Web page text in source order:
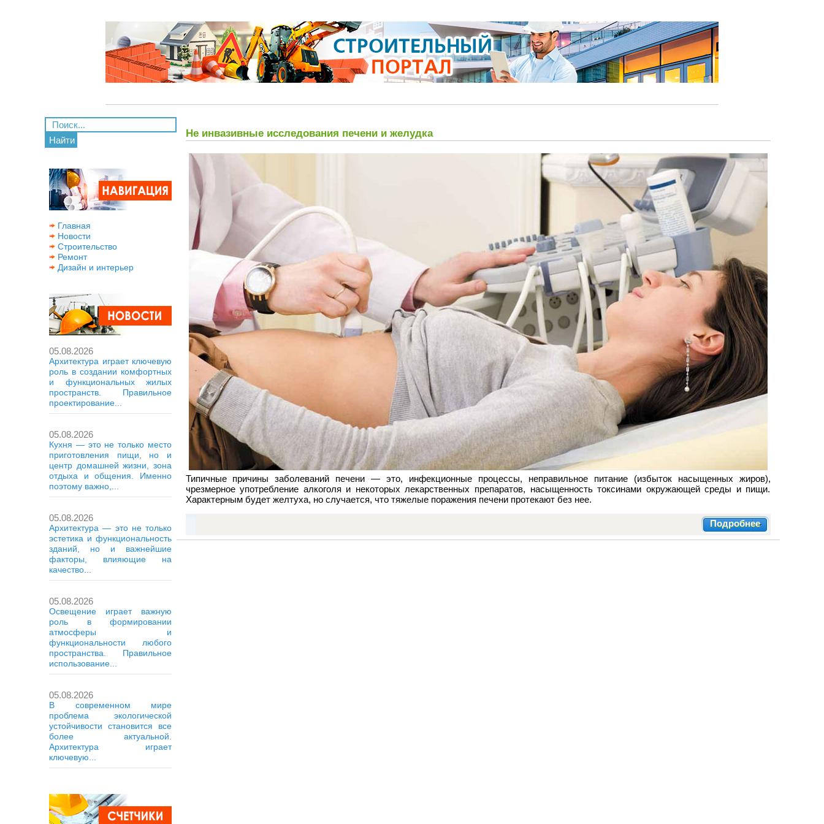
Найти
Главная
Новости
Строительство
Ремонт
Дизайн и интерьер
05.08.2026
Архитектура играет ключевую
роль в создании комфортных
и функциональных жилых
пространств. Правильное
проектирование...
05.08.2026
Кухня — это не только место
приготовления пищи, но и
центр домашней жизни, зона
отдыха и общения. Именно
поэтому важно,...
05.08.2026
Архитектура — это не только
эстетика и функциональность
зданий, но и важнейшие
факторы, влияющие на
качество...
05.08.2026
Освещение играет важную
роль в формировании
атмосферы и
функциональности любого
пространства. Правильное
использование...
05.08.2026
В современном мире
проблема экологической
устойчивости становится все
более актуальной.
Архитектура играет
ключевую...
Не инвазивные исследования печени и желудка
Типичные причины заболеваний печени — это, инфекционные процессы, неправильное питание (избыток насыщенных жиров),
чрезмерное употребление алкоголя и некоторых лекарственных препаратов, насыщенность токсинами окружающей среды и пищи.
Характерным будет желтуха, но случается, что тяжелые поражения печени протекают без нее.
Подробнее